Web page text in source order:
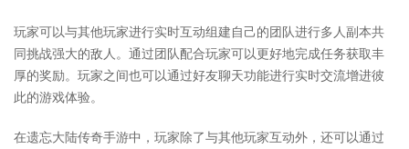
玩家可以与其他玩家进行实时互动组建自己的团队进行多人副本共
同挑战强大的敌人。通过团队配合玩家可以更好地完成任务获取丰
厚的奖励。玩家之间也可以通过好友聊天功能进行实时交流增进彼
此的游戏体验。
在遗忘大陆传奇手游中，玩家除了与其他玩家互动外，还可以通过